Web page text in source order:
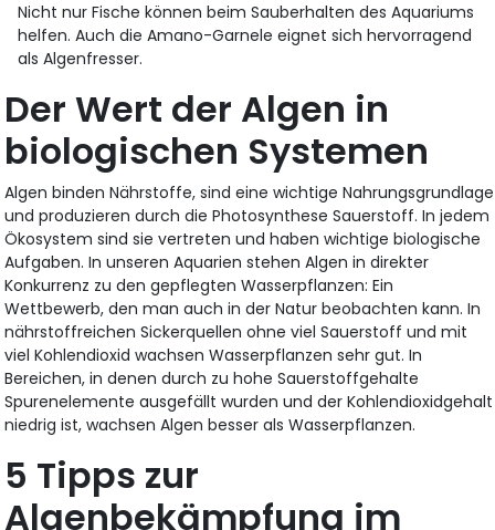
Nicht nur Fische können beim Sauberhalten des Aquariums
helfen. Auch die Amano-Garnele eignet sich hervorragend
als Algenfresser.
Der Wert der Algen in
biologischen Systemen
Algen binden Nährstoffe, sind eine wichtige Nahrungsgrundlage
und produzieren durch die Photosynthese Sauerstoff. In jedem
Ökosystem sind sie vertreten und haben wichtige biologische
Aufgaben. In unseren Aquarien stehen Algen in direkter
Konkurrenz zu den gepflegten Wasserpflanzen: Ein
Wettbewerb, den man auch in der Natur beobachten kann. In
nährstoffreichen Sickerquellen ohne viel Sauerstoff und mit
viel Kohlendioxid wachsen Wasserpflanzen sehr gut. In
Bereichen, in denen durch zu hohe Sauerstoffgehalte
Spurenelemente ausgefällt wurden und der Kohlendioxidgehalt
niedrig ist, wachsen Algen besser als Wasserpflanzen.
5 Tipps zur
Algenbekämpfung im